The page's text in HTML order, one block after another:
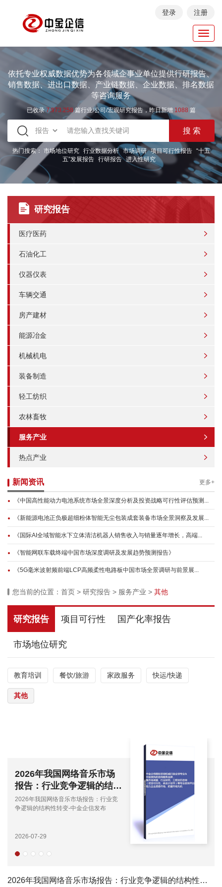
登录 注册
依托专业权威数据优势为各领域企事业单位提供行研报告、
销售数据、进出口数据、产业链数据、企业数据、排名数据
等咨询服务
已收录7.973.258篇行业/公司/宏观研究报告，昨日新增 1088 篇
热门搜索： 市场地位研究 行业数据分析 市场调研 项目可行性报告
“十五
五”发展报告 行研报告 进入性研究
研究报告
医疗医药
石油化工
仪器仪表
车辆交通
房产建材
能源冶金
机械机电
装备制造
轻工纺织
农林畜牧
服务产业
热点产业
新闻资讯 更多+
《中国高性能动力电池系统市场全景深度分析及投资战略可行性评估预测...
《新能源电池正负极超细粉体智能无尘包装成套装备市场全景洞察及发展...
《国际AI全域智能水下立体清洁机器人销售收入与销量逐年增长，高端...
《智能网联车载终端中国市场深度调研及发展趋势预测报告》
《5G毫米波射频前端LCP高频柔性电路板中国市场全景调研与前景展...
您当前的位置： 首页 > 研究报告 > 服务产业 > 其他
研究报告 项目可行性 国产化率报告
市场地位研究
教育培训 餐饮/旅游 家政服务 快运/快递
其他
2026年我国网络音乐市场
报告：行业竞争逻辑的结构
性转变-中金企信发布
2026年我国网络音乐市场报告：行业竞
争逻辑的结构性转变-中金企信发布
2026-07-29
2026年我国网络音乐市场报告：行业竞争逻辑的结构性转变-中金企信发布